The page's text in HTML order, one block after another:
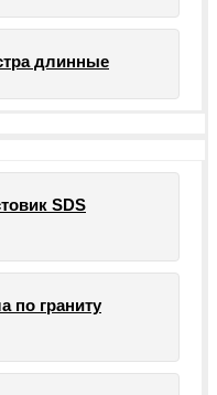
длинные
SDS
по граниту